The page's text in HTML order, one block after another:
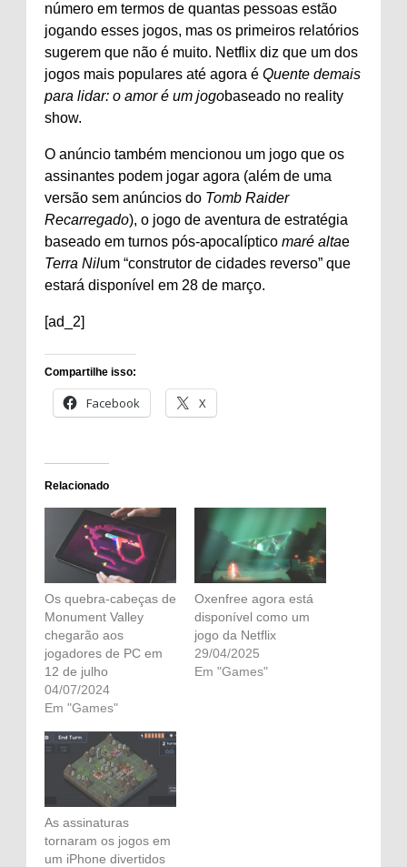
número em termos de quantas pessoas estão
jogando esses jogos, mas os primeiros relatórios
sugerem que não é muito. Netflix diz que um dos
jogos mais populares até agora é Quente demais
para lidar: o amor é um jogobaseado no reality
show.
O anúncio também mencionou um jogo que os
assinantes podem jogar agora (além de uma
versão sem anúncios do Tomb Raider
Recarregado), o jogo de aventura de estratégia
baseado em turnos pós-apocalíptico maré altae
Terra Nilum “construtor de cidades reverso” que
estará disponível em 28 de março.
[ad_2]
Compartilhe isso:
Facebook X
Relacionado
Os quebra-cabeças de
Monument Valley
chegarão aos
jogadores de PC em
12 de julho
04/07/2024
Em "Games"
Oxenfree agora está
disponível como um
jogo da Netflix
29/04/2025
Em "Games"
As assinaturas
tornaram os jogos em
um iPhone divertidos